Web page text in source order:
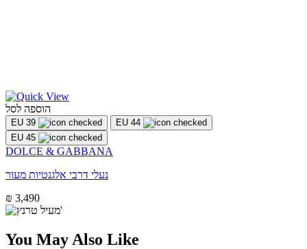
הוספה לסל
EU 39
EU 44
EU 45
DOLCE & GABBANA
נעלי דרבי אלגנטיות מעור
₪ 3,490
You May Also Like